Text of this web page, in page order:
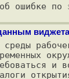
ошибке
и